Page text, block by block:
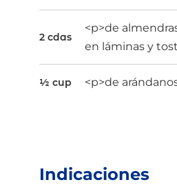
2 cdas
<p>de
en láminas y
½ cup <p>de
Indicaciones